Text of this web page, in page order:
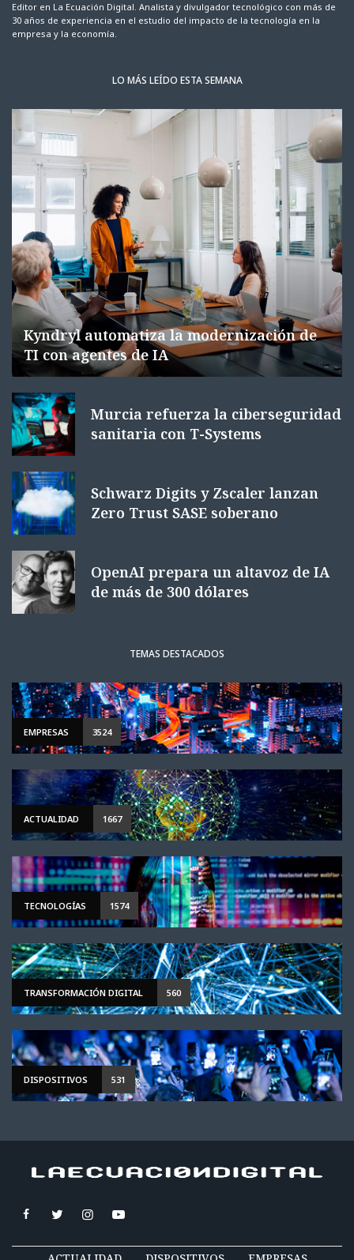
Editor en La Ecuación Digital. Analista y divulgador tecnológico con más de
30 años de experiencia en el estudio del impacto de la tecnología en la
empresa y la economía.
LO MÁS LEÍDO ESTA SEMANA
Kyndryl automatiza la modernización de
TI con agentes de IA
Murcia refuerza la ciberseguridad
sanitaria con T-Systems
Schwarz Digits y Zscaler lanzan
Zero Trust SASE soberano
OpenAI prepara un altavoz de IA
de más de 300 dólares
TEMAS DESTACADOS
EMPRESAS 3524
ACTUALIDAD 1667
TECNOLOGÍAS 1574
TRANSFORMACIÓN DIGITAL 560
DISPOSITIVOS 531